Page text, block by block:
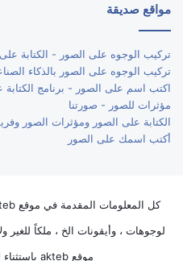
مواقع صديقة
تركيب الوجوه على الصور - الكتابة
تركيب الوجوه على الصور بالذكاء
اكتب اسم على الصور - برنامج
مؤثرات للصور - صورتنا
الكتابة على الصور ومؤثرات الصور
أكتب اسمك على الصور
لوجوهات ، وأيقونات الخ ، ملكاً
موقع akteb بإستثناء لوجو وأيقون akteb.